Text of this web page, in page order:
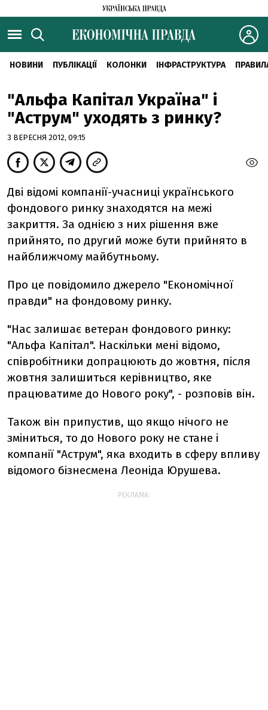
НОВИНИ ПУБЛІКАЦІЇ КОЛОНКИ ІНФРАСТРУКТУРА
"Альфа Капітал Україна" і
"Аструм" уходять з ринку?
3 ВЕРЕСНЯ 2012, 09:15
Дві відомі компанії-учасниці українського
фондового ринку знаходятся на межі
закриття. За однією з них рішення вже
прийнято, по другий може бути прийнято в
найближчому майбутньому.
Про це повідомило джерело "Економічної
правди" на фондовому ринку.
"Нас залишає ветеран фондового ринку:
"Альфа Капітал". Наскільки мені відомо,
співробітники допрацюють до жовтня, після
жовтня залишиться керівництво, яке
працюватиме до Нового року", - розповів він.
Також він припустив, що якщо нічого не
зміниться, то до Нового року не стане і
компанії "Аструм", яка входить в сферу впливу
відомого бізнесмена Леоніда Юрушева.
РЕКЛАМА: